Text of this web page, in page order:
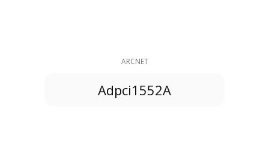
ARCNET
Adpci1552A